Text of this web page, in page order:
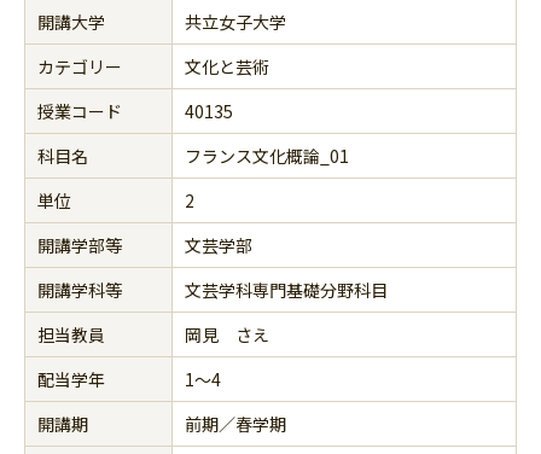
開講大学
共立女子大学
カテゴリー
文化と芸術
授業コード
40135
科目名
フランス文化概論_01
単位
2
開講学部等
文芸学部
開講学科等
文芸学科専門基礎分野科目
担当教員
岡見 さえ
配当学年
1～4
開講期
前期／春学期